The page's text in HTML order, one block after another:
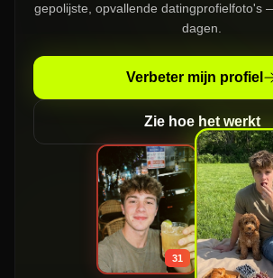
gepolijste, opvallende datingprofielfoto's
dagen.
Verbeter mijn profiel
Zie hoe het werkt
31
»